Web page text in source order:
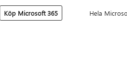
Köp Microsoft 365 Hela